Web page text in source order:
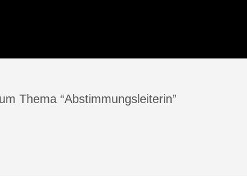
Thema “Abstimmungsleiterin”